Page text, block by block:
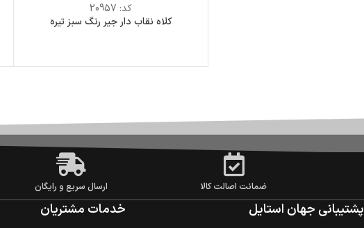
کد: 20957
کلاه نقاب دار جیر رنگ سبز تیره
ضمانت اصالت کالا ارسال سریع و رایگان
پشتیبانی جهان استایل خدمات مشتریان